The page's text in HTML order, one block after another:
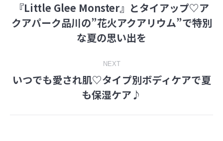
navigation
Previous
post:
『Little Glee Monster』とタイアップ♡ア
クアパーク品川の”花火アクアリウム”で特別
な夏の思い出を
NEXT
Next
post:
いつでも愛され肌♡タイプ別ボディケアで夏
も保湿ケア♪